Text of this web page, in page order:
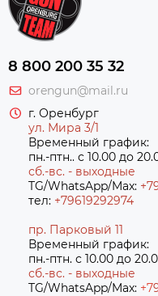
8 800 200 35 32
orengun@mail.ru
г. Оренбург
ул. Мира 3/1
Временный график:
пн.-птн.. с 10.00 до
сб.-вс. - выходные
TG/WhatsApp/Max:
тел: +79619292974
пр. Парковый 11
Временный график:
пн.-птн. с 10.00 до
сб.-вс. - выходные
TG/WhatsApp/Max: +7